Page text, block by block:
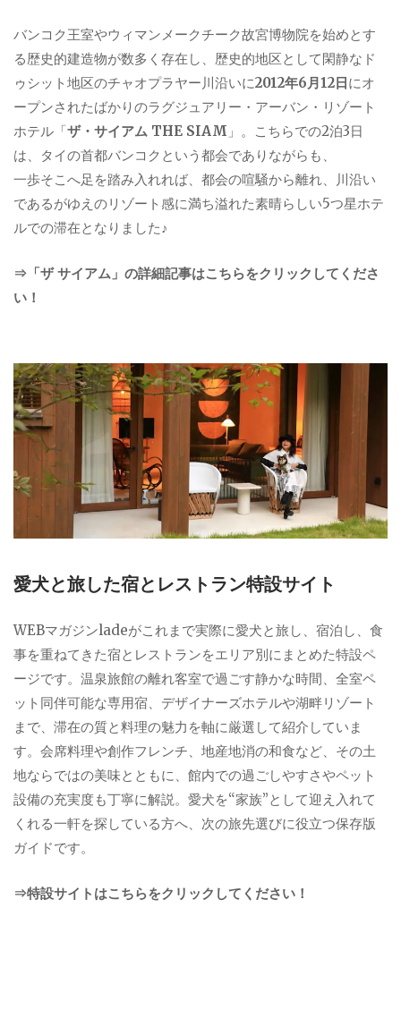
バンコク王室やウィマンメークチーク故宮博物院を始めとす
る歴史的建造物が数多く存在し、歴史的地区として閑静なド
ゥシット地区のチャオプラヤー川沿いに2012年6月12日にオ
ープンされたばかりのラグジュアリー・アーバン・リゾート
ホテル「ザ・サイアム THE SIAM 」。こちらでの2泊3日
は、タイの首都バンコクという都会でありながらも、
一歩そこへ足を踏み入れれば、都会の喧騒から離れ、川沿い
であるがゆえのリゾート感に満ち溢れた素晴らしい5つ星ホテ
ルでの滞在となりました♪
⇒「ザ サイアム」の詳細記事はこちらをクリックしてくださ
い！
愛犬と旅した宿とレストラン特設サイト
WEBマガジンladeがこれまで実際に愛犬と旅し、宿泊し、食
事を重ねてきた宿とレストランをエリア別にまとめた特設ペ
ージです。温泉旅館の離れ客室で過ごす静かな時間、全室ペ
ット同伴可能な専用宿、デザイナーズホテルや湖畔リゾート
まで、滞在の質と料理の魅力を軸に厳選して紹介していま
す。会席料理や創作フレンチ、地産地消の和食など、その土
地ならではの美味とともに、館内での過ごしやすさやペット
設備の充実度も丁寧に解説。愛犬を“家族”として迎え入れて
くれる一軒を探している方へ、次の旅先選びに役立つ保存版
ガイドです。
⇒特設サイトはこちらをクリックしてください！